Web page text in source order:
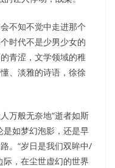
不知不觉中走进那个
时代不是少男少女的
青涩，文学领域的稚
、淡雅的诗语，徐徐
万般无奈地“逝者如斯
是如梦幻泡影，还是早
。“岁日是我们双眸中/
际，在尘世虚幻的世界